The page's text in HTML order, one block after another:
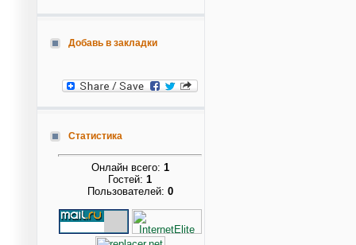
Добавь в закладки
Статистика
Онлайн всего: 1
Гостей: 1
Пользователей: 0